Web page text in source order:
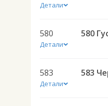
Детали
580
Детали
583
Детали